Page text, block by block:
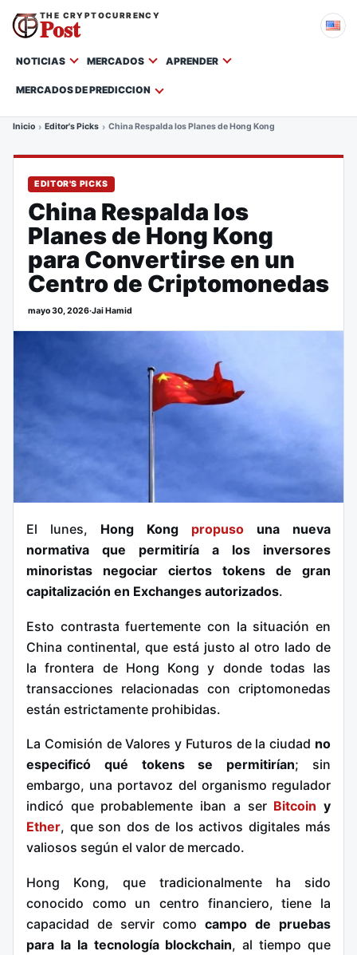
THE CRYPTOCURRENCY
Post
NOTICIAS MERCADOS APRENDER
MERCADOS DE PREDICCION
Inicio Editor's Picks China Respalda los Planes de Hong Kong para Convertirse
EDITOR'S PICKS
China Respalda los
Planes de Hong Kong
para Convertirse en un
Centro de Criptomonedas
mayo 30, 2026·Jai Hamid
El lunes, Hong Kong propuso una nueva
normativa que permitiría a los inversores
minoristas negociar ciertos tokens de gran
capitalización en Exchanges autorizados.
Esto contrasta fuertemente con la situación en
China continental, que está justo al otro lado de
la frontera de Hong Kong y donde todas las
transacciones relacionadas con criptomonedas
están estrictamente prohibidas.
La Comisión de Valores y Futuros de la ciudad no
especificó qué tokens se permitirían; sin
embargo, una portavoz del organismo regulador
indicó que probablemente iban a ser Bitcoin y
Ether, que son dos de los activos digitales más
valiosos según el valor de mercado.
Hong Kong, que tradicionalmente ha sido
conocido como un centro financiero, tiene la
capacidad de servir como campo de pruebas
para la la tecnología blockchain, al tiempo que